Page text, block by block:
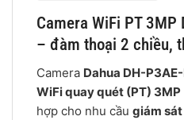
Camera WiFi PT 3MP
– đàm thoại 2 chiều,
Camera Dahua DH-
WiFi quay quét (PT) 3MP
hợp cho nhu cầu giám